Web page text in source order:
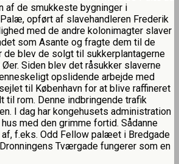
af de smukkeste bygninger i
Palæ, opført af slavehandleren Frederik
med de andre kolonimagter slaver
som Asante og fragte dem til de
de blev de solgt til sukkerplantagerne
Siden blev det råsukker slaverne
opslidende arbejde med
til København for at blive raffineret
rom. Denne indbringende trafik
I dag har kongehusets administration
med den grimme fortid. Sådanne
f.eks. Odd Fellow palæet i Bredgade
Tværgade fungerer som en